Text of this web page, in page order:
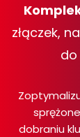
złączek,
dobraniu